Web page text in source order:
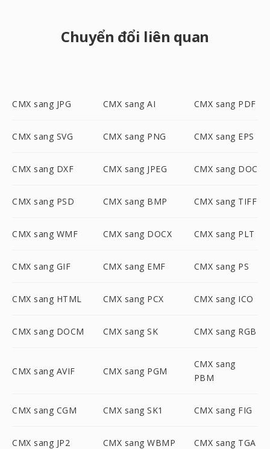
Chuyển đổi liên quan
CMX sang JPG CMX sang AI CMX sang PDF
CMX sang SVG CMX sang PNG CMX sang EPS
CMX sang DXF CMX sang JPEG CMX sang DOC
CMX sang PSD CMX sang BMP CMX sang TIFF
CMX sang WMF CMX sang DOCX CMX sang PLT
CMX sang GIF CMX sang EMF CMX sang PS
CMX sang HTML CMX sang PCX CMX sang ICO
CMX sang DOCM CMX sang SK CMX sang RGB
CMX sang AVIF CMX sang PGM
CMX sang
PBM
CMX sang CGM CMX sang SK1 CMX sang FIG
CMX sang JP2 CMX sang WBMP CMX sang TGA